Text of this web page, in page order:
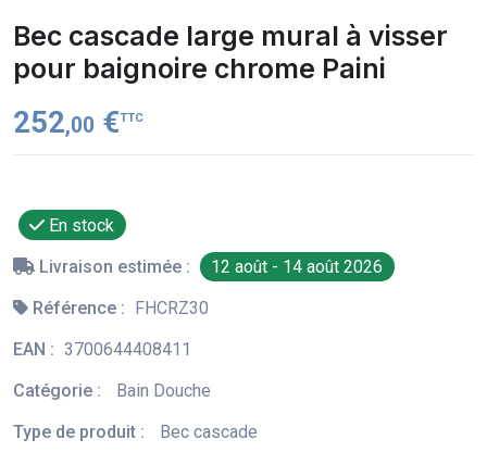
Bec cascade large mural à visser
pour baignoire chrome Paini
252,00 €TTC
En stock
Livraison estimée :
12 août - 14 août 2026
Référence : FHCRZ30
EAN : 3700644408411
Catégorie :
Bain Douche
Type de produit :
Bec cascade